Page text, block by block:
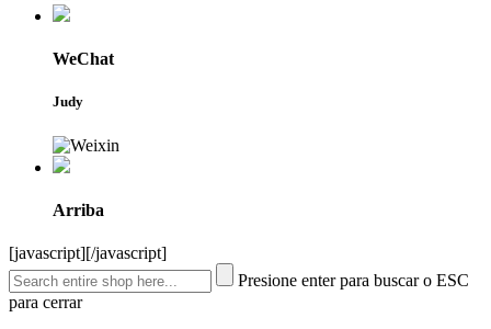
WeChat
Judy
Arriba
[javascript][/javascript]
Presione enter para buscar o ESC
para cerrar